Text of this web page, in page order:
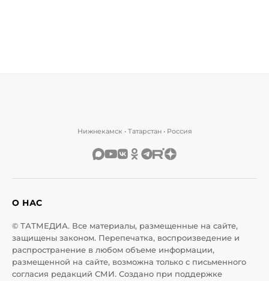
Нижнекамск • Татарстан • Россия
О НАС
© ТАТМЕДИА. Все материалы, размещенные на сайте,
защищены законом. Перепечатка, воспроизведение и
распространение в любом объеме информации,
размещенной на сайте, возможна только с письменного
согласия редакций СМИ. Создано при поддержке